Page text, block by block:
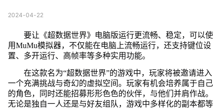
2024-04-22
要让《超数据世界》电脑版运行更流畅、稳定，可以使
用MuMu模拟器，不仅能在电脑上流畅运行，还支持键位设
置、多开运行、高帧率等多种实用功能。
在这款名为“超数据世界”的游戏中，玩家将被邀请进入
一个充满挑战与奇幻的虚拟空间。玩家有机会培养属于自己
的角色，同时还能招募形形色色的伙伴，与他们并肩作战。
无论是独自一人还是与好友组队，游戏中多样化的副本都等